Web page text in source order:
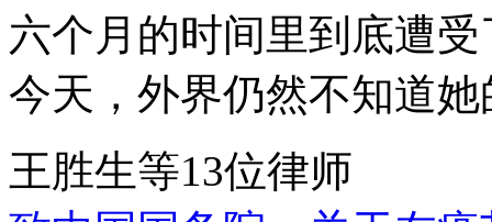
六个月的时间里到底遭
今天，外界仍然不知道
王胜生等13位律师